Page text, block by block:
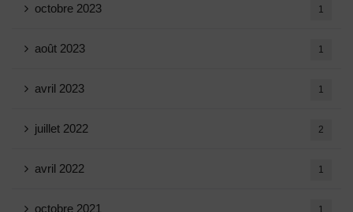
octobre 2023 1
août 2023 1
avril 2023 1
juillet 2022 2
avril 2022 1
octobre 2021 1